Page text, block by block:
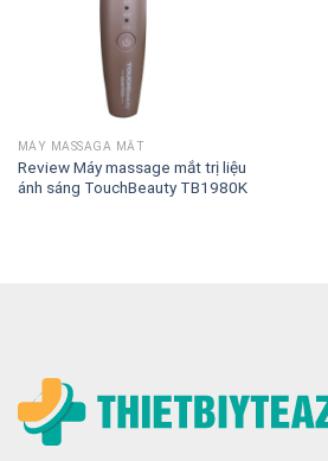
MÁY MASSAGA MẮT
Review Máy massage mắt trị liệu
ánh sáng TouchBeauty TB1980K